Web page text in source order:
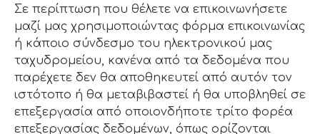
Σε περίπτωση που θέλετε να επικοινωνήσετε
μαζί μας χρησιμοποιώντας φόρμα επικοινωνίας
ή κάποιο σύνδεσμο του ηλεκτρονικού μας
ταχυδρομείου, κανένα από τα δεδομένα που
παρέχετε δεν θα αποθηκευτεί από αυτόν τον
ιστότοπο ή θα μεταβιβαστεί ή θα υποβληθεί σε
επεξεργασία από οποιονδήποτε τρίτο φορέα
επεξεργασίας δεδομένων, όπως ορίζονται